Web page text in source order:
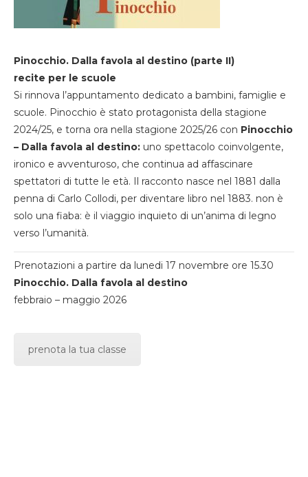
Pinocchio. Dalla favola al destino (parte II)
recite per le scuole
Si rinnova l’appuntamento dedicato a bambini, famiglie e
scuole. Pinocchio è stato protagonista della stagione
2024/25, e torna ora nella stagione 2025/26 con Pinocchio
– Dalla favola al destino: uno spettacolo coinvolgente,
ironico e avventuroso, che continua ad affascinare
spettatori di tutte le età. Il racconto nasce nel 1881 dalla
penna di Carlo Collodi, per diventare libro nel 1883. non è
solo una fiaba: è il viaggio inquieto di un’anima di legno
verso l’umanità.
Prenotazioni a partire da lunedi 17 novembre ore 15.30
Pinocchio. Dalla favola al destino
febbraio – maggio 2026
prenota la tua classe